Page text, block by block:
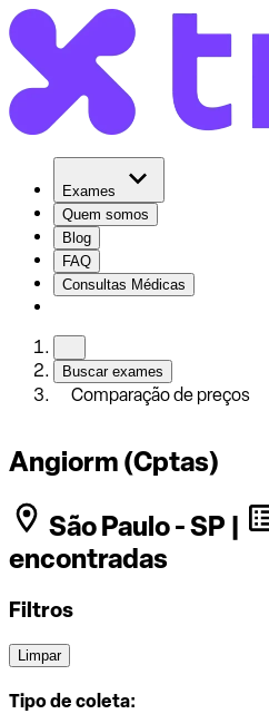
Exames
Quem somos
Blog
FAQ
Consultas Médicas
Buscar exames
Comparação de preços
Angiorm (Cptas)
São Paulo - SP |
encontradas
Filtros
Limpar
Tipo de coleta: